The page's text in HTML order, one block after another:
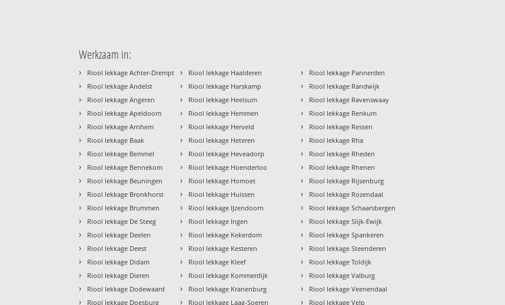
Werkzaam in:
› Riool lekkage Achter-Drempt
› Riool lekkage Andelst
› Riool lekkage Angeren
› Riool lekkage Apeldoorn
› Riool lekkage Arnhem
› Riool lekkage Baak
› Riool lekkage Bemmel
› Riool lekkage Bennekom
› Riool lekkage Beuningen
› Riool lekkage Bronkhorst
› Riool lekkage Brummen
› Riool lekkage De Steeg
› Riool lekkage Deelen
› Riool lekkage Deest
› Riool lekkage Didam
› Riool lekkage Dieren
› Riool lekkage Dodewaard
› Riool lekkage Doesburg
› Riool lekkage Haalderen
› Riool lekkage Harskamp
› Riool lekkage Heelsum
› Riool lekkage Hemmen
› Riool lekkage Herveld
› Riool lekkage Heteren
› Riool lekkage Heveadorp
› Riool lekkage Hoenderloo
› Riool lekkage Homoet
› Riool lekkage Huissen
› Riool lekkage IJzendoorn
› Riool lekkage Ingen
› Riool lekkage Kekerdom
› Riool lekkage Kesteren
› Riool lekkage Kleef
› Riool lekkage Kommerdijk
› Riool lekkage Kranenburg
› Riool lekkage Laag-Soeren
› Riool lekkage Pannerden
› Riool lekkage Randwijk
› Riool lekkage Ravenswaay
› Riool lekkage Renkum
› Riool lekkage Ressen
› Riool lekkage Rha
› Riool lekkage Rheden
› Riool lekkage Rhenen
› Riool lekkage Rijsenburg
› Riool lekkage Rozendaal
› Riool lekkage Schaarsbergen
› Riool lekkage Slijk-Ewijk
› Riool lekkage Spankeren
› Riool lekkage Steenderen
› Riool lekkage Toldijk
› Riool lekkage Valburg
› Riool lekkage Veenendaal
› Riool lekkage Velp